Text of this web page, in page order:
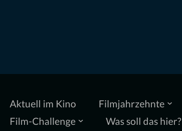
Aktuell im Kino Filmjahrzehnte
Film-Challenge
Was soll das hier?